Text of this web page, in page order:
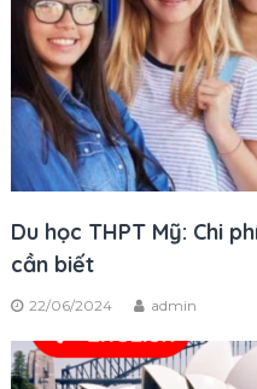
Du học THPT Mỹ: Chi
cần biết
22/06/2024 admin